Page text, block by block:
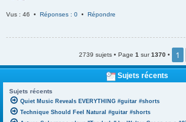
Vus : 46 • Réponses : 0 • Répondre
2739 sujets • Page 1 sur1370 • 1
Sujets récents
Sujets récents
Quiet Music Reveals EVERYTHING #guitar #shorts
Technique Should Feel Natural #guitar #shorts